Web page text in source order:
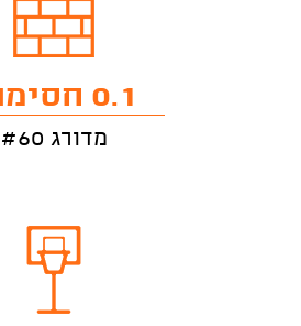
0.1 חסימות
מדורג #60